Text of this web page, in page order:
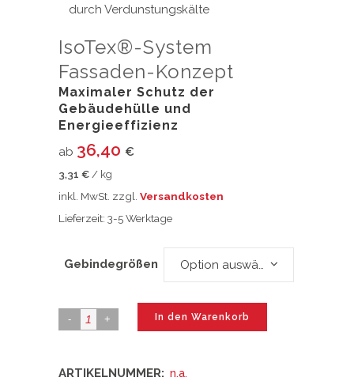
durch Verdunstungskälte
IsoTex®-System
Fassaden-Konzept
Maximaler Schutz der
Gebäudehülle und
Energieeffizienz
ab 36,40 €
3,31 € / kg
inkl. MwSt. zzgl. Versandkosten
Lieferzeit: 3-5 Werktage
Gebindegrößen Option auswählen
In den Warenkorb
ARTIKELNUMMER: n.a.